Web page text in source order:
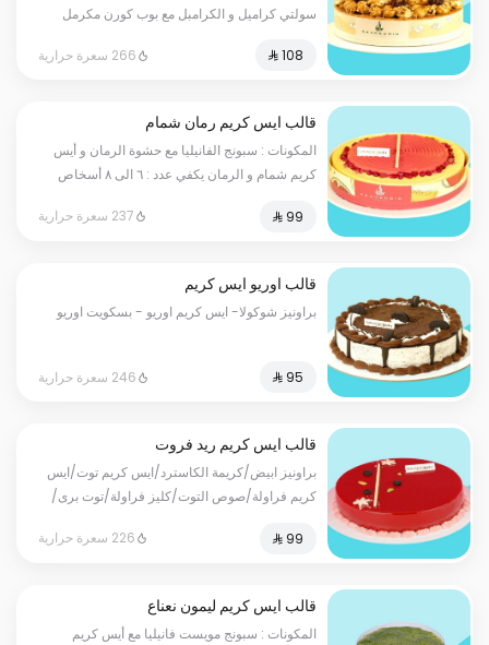
سولتي كراميل و الكرامبل مع بوب كورن مكرمل
أسخاص
266 سعرة حرارية
قالب ايس كريم رمان شمام
المكونات : سبونج الفانيليا مع حشوة الرمان و أيس
كريم شمام و الرمان يكفي عدد : ٦ الى ٨ أسخاص
237 سعرة حرارية
قالب اوريو ايس كريم
براونيز شوكولا- ايس كريم اوريو - بسكويت اوريو
246 سعرة حرارية
قالب ايس كريم ريد فروت
براونيز ابيض/كريمة الكاسترد/ايس كريم توت/ايس
كريم فراولة/صوص التوت/كليز فراولة/توت برى/
226 سعرة حرارية
قالب ايس كريم ليمون نعناع
المكونات : سبونج مويست فانيليا مع أيس كريم